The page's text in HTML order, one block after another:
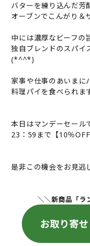
バターを練り込んだ芳
オーブンでこんがり＆
中には濃厚なビーフの
独自ブレンドのスパイ
(*^^*)
家事や仕事のあいまに
料理パイを食べられま
本日はマンデーセール
23：59まで【10％
是非この機会をお見逃
＼＼新商品「